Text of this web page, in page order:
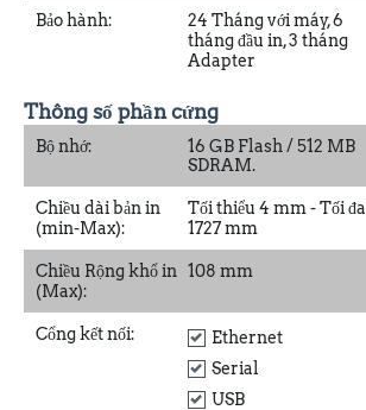
Bảo hành:
24 Tháng với máy, 6
tháng đầu in, 3 tháng
Adapter
Thông số phần cứng
Bộ nhớ:
16 GB Flash / 512 MB
SDRAM.
Chiều dài bản in
(min-Max):
Tối thiểu 4 mm - Tối đa
1727 mm
Chiều Rộng khổ in
(Max):
108 mm
Cổng kết nối:
Ethernet
Serial
USB